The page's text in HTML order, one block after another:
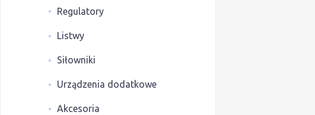
Regulatory
Listwy
Siłowniki
Urządzenia dodatkowe
Akcesoria